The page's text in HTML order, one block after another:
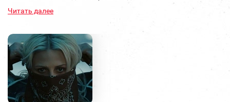
Читать далее